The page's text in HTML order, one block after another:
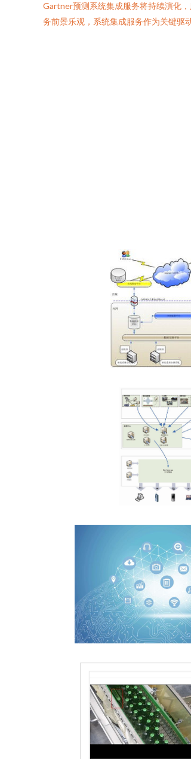
Gartner预测系统集成服务将持续演化
务前景乐观，系统集成服务作为关键驱